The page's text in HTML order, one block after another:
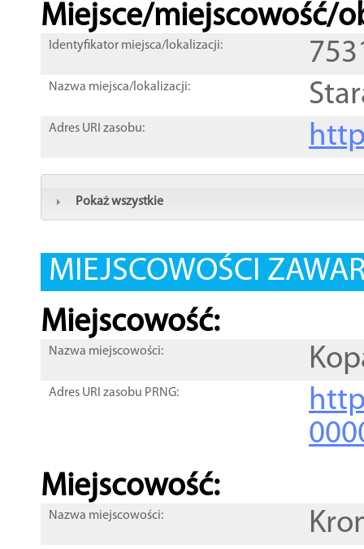
Miejsce/miejscowość/
Identyfikator miejsca/lokalizacji:
Nazwa miejsca/lokalizacji:
Adres URI zasobu:
Pokaż wszystkie
MIEJSCOWOŚCI
Miejscowość:
Nazwa miejscowości:
Adres URI zasobu PRNG:
Miejscowość:
Nazwa miejscowości: